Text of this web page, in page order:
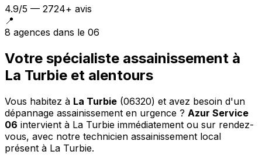
4.9/5 — 2724+ avis
📍
8 agences dans le 06
Votre spécialiste assainissement à
La Turbie et alentours
Vous habitez à La Turbie (06320) et avez besoin d'un
dépannage assainissement en urgence ? Azur Service
06 intervient à La Turbie immédiatement ou sur rendez-
vous, avec notre technicien assainissement local
présent à La Turbie.